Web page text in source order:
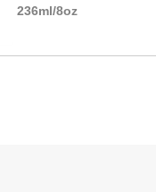
236ml/8oz